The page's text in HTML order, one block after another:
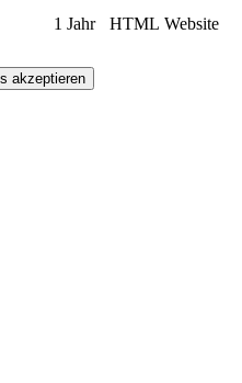
1 Jahr HTML Website
akzeptieren